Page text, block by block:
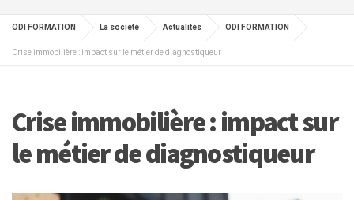
ODI FORMATION La société Actualités ODI FORMATION
Crise immobilière : impact sur le métier de diagnostiqueur
Crise immobilière : impact sur
le métier de diagnostiqueur